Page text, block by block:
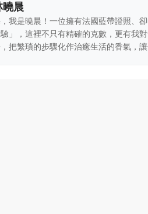
曉晨
我是曉晨！一位擁有法國藍帶證照、
」，這裡不只有精確的克數，更有我
把繁瑣的步驟化作治癒生活的香氣，